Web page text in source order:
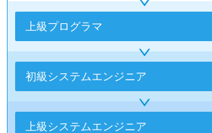
上級プログラマ
初級システムエンジニア
上級システムエンジニア